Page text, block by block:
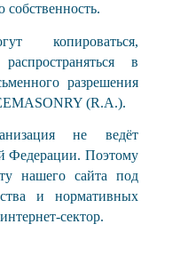
собственность.
копироваться,
в
разрешения
(R.A.).
не ведёт
Федерации. Поэтому
нашего сайта под
и нормативных
сектор.